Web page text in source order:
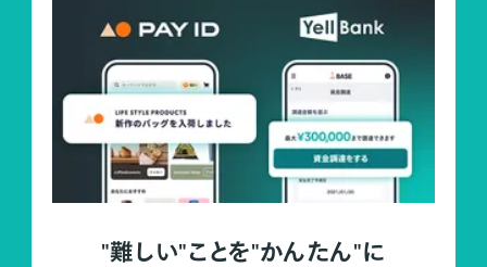
"難しい"ことを"かんたん"に